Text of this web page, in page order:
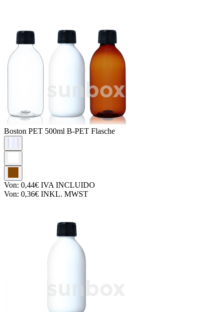
Boston PET 500ml B-PET Flasche
Von: 0,44€ IVA INCLUIDO
Von: 0,36€ INKL. MWST